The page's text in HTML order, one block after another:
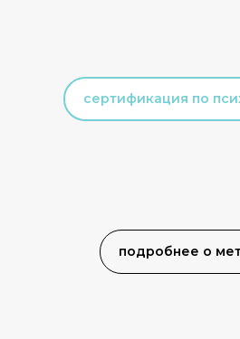
сертификация по
подробнее о